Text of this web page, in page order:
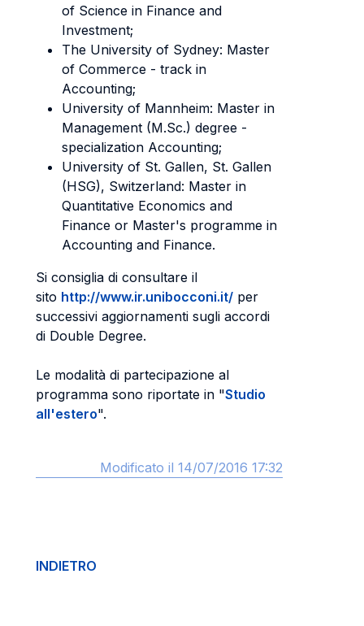
of Science in Finance and
Investment;
The University of Sydney: Master
of Commerce - track in
Accounting;
University of Mannheim: Master in
Management (M.Sc.) degree -
specialization Accounting;
University of St. Gallen, St. Gallen
(HSG), Switzerland: Master in
Quantitative Economics and
Finance or Master's programme in
Accounting and Finance.
Si consiglia di consultare il
sito http://www.ir.unibocconi.it/ per
successivi aggiornamenti sugli accordi
di Double Degree.
Le modalità di partecipazione al
programma sono riportate in "Studio
all'estero".
Modificato il 14/07/2016 17:32
INDIETRO